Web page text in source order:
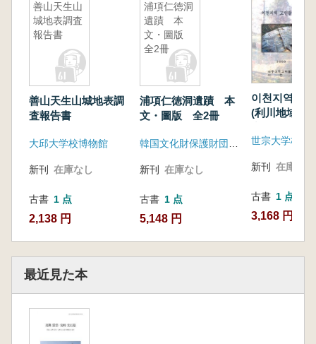
善山天生山
城地表調査
報告書
善山天生山城地表調
査報告書
大邱大学校博物館
新刊 在庫なし
古書 1 点
2,138 円
浦項仁徳洞
遺蹟 本
文・圖版
全2冊
浦項仁徳洞遺蹟 本
文・圖版 全2冊
新刊 在庫なし
古書 1 点
5,148 円
이천지역 고
(利川地域支
新刊 在庫なし
古書 1 点
3,168 円
最近見た本